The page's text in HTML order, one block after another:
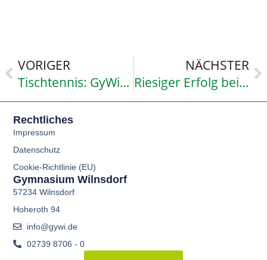
VORIGER
Tischtennis: GyWi-Mädchen (WKII) werden Kreismeister
NÄCHSTER
Riesiger Erfolg beim IHK-VDI-Oberstufenpreis: GyWi auf Plätzen 2, 3, 6, 12
Rechtliches
Impressum
Datenschutz
Cookie-Richtlinie (EU)
Gymnasium Wilnsdorf
57234 Wilnsdorf
Hoheroth 94
info@gywi.de
02739 8706 - 0